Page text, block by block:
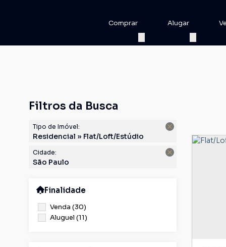
Alugar
Comprar
Filtros da Busca
Tipo de Imóvel:
Residencial » Flat/Loft/Estúdio
Cidade:
São Paulo
Finalidade
Venda (30)
Aluguel (11)